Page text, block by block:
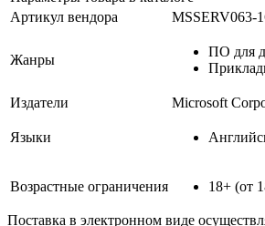
Артикул вендора
MSSERV063-
Жанры
ПО для
Издатели Microsoft
Языки
Возрастные ограничения 18+ (от
Поставка в электронном виде